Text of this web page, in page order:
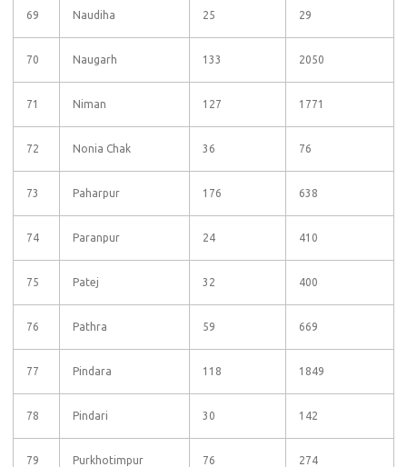
69 Naudiha 25 29
70 Naugarh 133 2050
71 Niman 127 1771
72 Nonia Chak 36 76
73 Paharpur 176 638
74 Paranpur 24 410
75 Patej 32 400
76 Pathra 59 669
77 Pindara 118 1849
78 Pindari 30 142
79 Purkhotimpur 76 274